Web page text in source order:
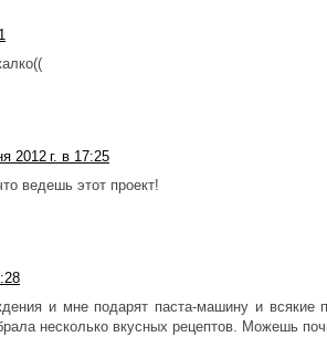
2012 г. в 17:25
ведешь этот проект!
и мне подарят паста-машину и всякие
несколько вкусных рецептов. Можешь